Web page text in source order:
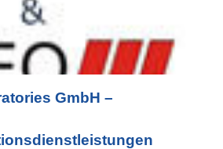
GmbH –